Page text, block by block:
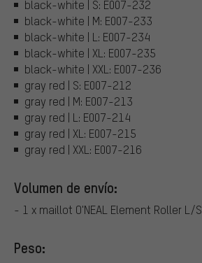
black-white | S: E007-232
black-white | M: E007-233
black-white | L: E007-234
black-white | XL: E007-235
black-white | XXL: E007-236
gray red | S: E007-212
gray red | M: E007-213
gray red | L: E007-214
gray red | XL: E007-215
gray red | XXL: E007-216
Volumen de envío:
- 1 x maillot O'NEAL Element Roller L/S
Peso: